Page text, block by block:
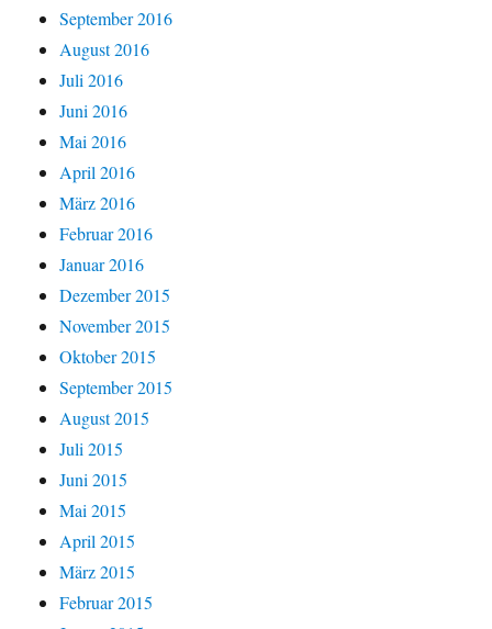
September 2016
August 2016
Juli 2016
Juni 2016
Mai 2016
April 2016
März 2016
Februar 2016
Januar 2016
Dezember 2015
November 2015
Oktober 2015
September 2015
August 2015
Juli 2015
Juni 2015
Mai 2015
April 2015
März 2015
Februar 2015